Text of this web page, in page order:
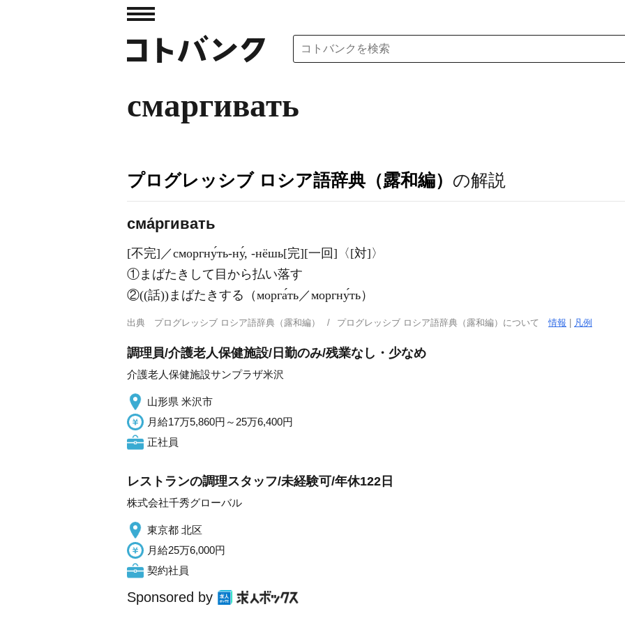
смаргивать
プログレッシブ ロシア語辞典（露和編） の解説
сма́ргивать
[不完]／сморгну́ть-ну́, -нёшь[完][一回]〈[対]〉
①まばたきして目から払い落す
②((話))まばたきする（морга́ть／моргну́ть）
出典 プログレッシブ ロシア語辞典（露和編） プログレッシブ ロシア語辞典（露和編）について情報 凡例
調理員/介護老人保健施設/日勤のみ/残業なし・少なめ
介護老人保健施設サンプラザ米沢
山形県 米沢市
月給17万5,860円～25万6,400円
正社員
レストランの調理スタッフ/未経験可/年休122日
株式会社千秀グローバル
東京都 北区
月給25万6,000円
契約社員
Sponsored by